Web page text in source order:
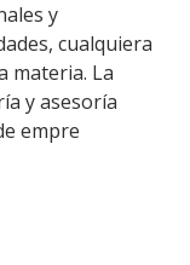
y
cualquiera
materia. La
y asesoría
empre